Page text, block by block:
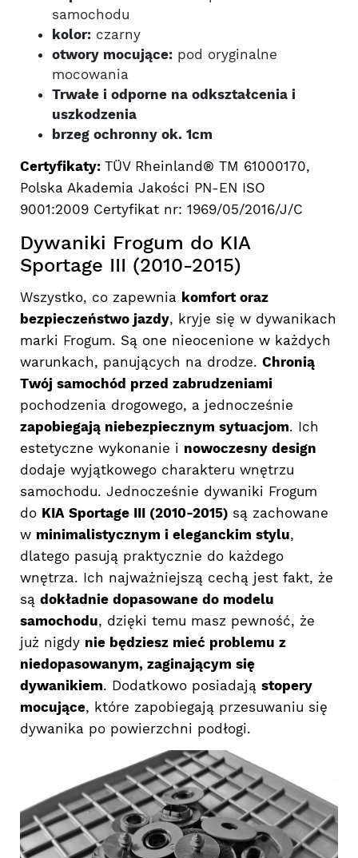
samochodu
kolor: czarny
otwory mocujące: pod oryginalne
mocowania
Trwałe i odporne na odkształcenia i
uszkodzenia
brzeg ochronny ok. 1cm
Certyfikaty: TÜV Rheinland® TM 61000170,
Polska Akademia Jakości PN-EN ISO
9001:2009 Certyfikat nr: 1969/05/2016/J/C
Dywaniki Frogum do KIA
Sportage III (2010-2015)
Wszystko, co zapewnia komfort oraz
bezpieczeństwo jazdy, kryje się w dywanikach
marki Frogum. Są one nieocenione w każdych
warunkach, panujących na drodze. Chronią
Twój samochód przed zabrudzeniami
pochodzenia drogowego, a jednocześnie
zapobiegają niebezpiecznym sytuacjom. Ich
estetyczne wykonanie i nowoczesny design
dodaje wyjątkowego charakteru wnętrzu
samochodu. Jednocześnie dywaniki Frogum
do KIA Sportage III (2010-2015) są zachowane
w minimalistycznym i eleganckim stylu,
dlatego pasują praktycznie do każdego
wnętrza. Ich najważniejszą cechą jest fakt, że
są dokładnie dopasowane do modelu
samochodu, dzięki temu masz pewność, że
już nigdy nie będziesz mieć problemu z
niedopasowanym, zaginającym się
dywanikiem. Dodatkowo posiadają stopery
mocujące, które zapobiegają przesuwaniu się
dywanika po powierzchni podłogi.